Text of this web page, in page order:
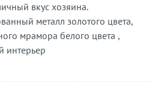
вкус хозяина.
металл золотого цвета,
мрамора белого цвета ,
интерьер